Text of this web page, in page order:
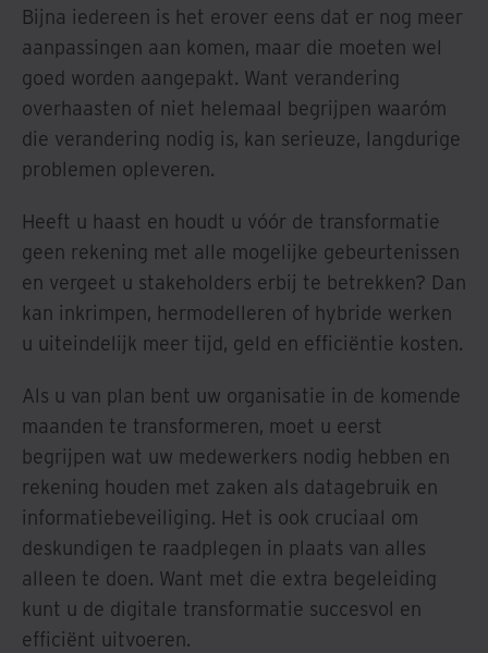
Bijna iedereen is het erover eens dat er nog meer
aanpassingen aan komen, maar die moeten wel
goed worden aangepakt. Want verandering
overhaasten of niet helemaal begrijpen waaróm
die verandering nodig is, kan serieuze, langdurige
problemen opleveren.
Heeft u haast en houdt u vóór de transformatie
geen rekening met alle mogelijke gebeurtenissen
en vergeet u stakeholders erbij te betrekken? Dan
kan inkrimpen, hermodelleren of hybride werken
u uiteindelijk meer tijd, geld en efficiëntie kosten.
Als u van plan bent uw organisatie in de komende
maanden te transformeren, moet u eerst
begrijpen wat uw medewerkers nodig hebben en
rekening houden met zaken als datagebruik en
informatiebeveiliging. Het is ook cruciaal om
deskundigen te raadplegen in plaats van alles
alleen te doen. Want met die extra begeleiding
kunt u de digitale transformatie succesvol en
efficiënt uitvoeren.